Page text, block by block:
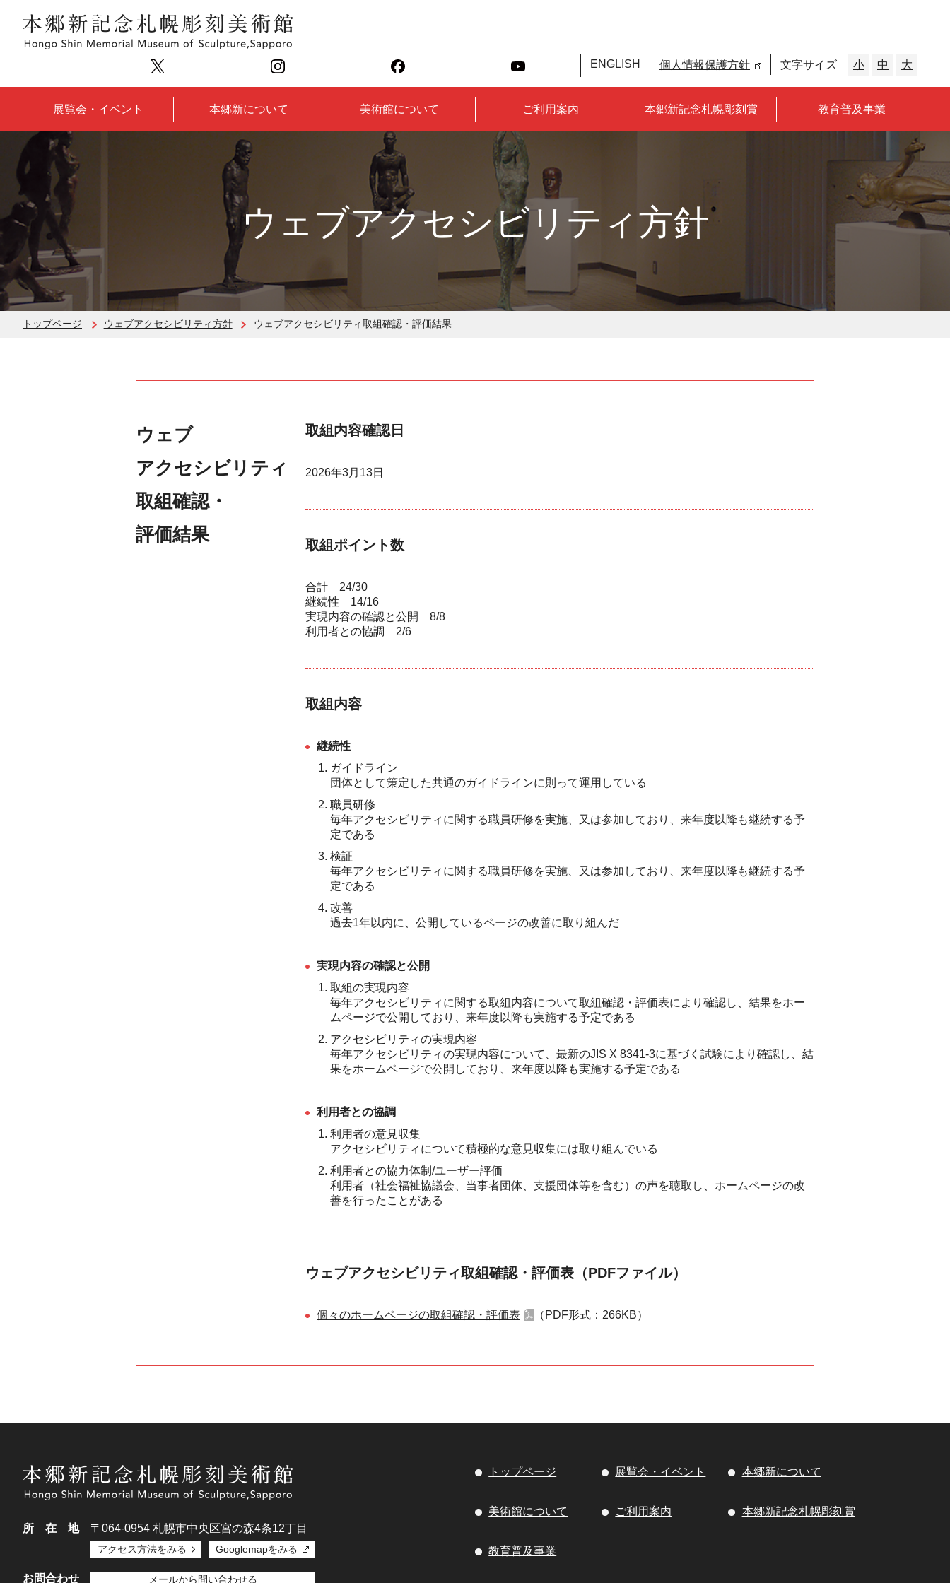
ENGLISH 個人情報保護方針 文字サイズ 小 中 大
展覧会・イベント 本郷新について 美術館について ご利用案内 本郷新記念札幌彫刻賞 教育普及事業
ウェブアクセシビリティ方針
トップページ ウェブアクセシビリティ方針 ウェブアクセシビリティ取組確認・評価結果
ウェブ
アクセシビリティ
取組確認・
評価結果
取組内容確認日
2026年3月13日
取組ポイント数
合計 24/30
継続性 14/16
実現内容の確認と公開 8/8
利用者との協調 2/6
取組内容
継続性
ガイドライン
団体として策定した共通のガイドラインに則って運用している
職員研修
毎年アクセシビリティに関する職員研修を実施、又は参加しており、来年度以降も継続する予
定である
検証
毎年アクセシビリティに関する職員研修を実施、又は参加しており、来年度以降も継続する予
定である
改善
過去1年以内に、公開しているページの改善に取り組んだ
実現内容の確認と公開
取組の実現内容
毎年アクセシビリティに関する取組内容について取組確認・評価表により確認し、結果をホー
ムページで公開しており、来年度以降も実施する予定である
アクセシビリティの実現内容
毎年アクセシビリティの実現内容について、最新のJIS X 8341-3に基づく試験により確認し、結
果をホームページで公開しており、来年度以降も実施する予定である
利用者との協調
利用者の意見収集
アクセシビリティについて積極的な意見収集には取り組んでいる
利用者との協力体制/ユーザー評価
利用者（社会福祉協議会、当事者団体、支援団体等を含む）の声を聴取し、ホームページの改
善を行ったことがある
ウェブアクセシビリティ取組確認・評価表（PDFファイル）
個々のホームページの取組確認・評価表 （PDF形式：266KB）
所在地 〒064-0954 札幌市中央区宮の森4条12丁目
アクセス方法をみる Googlemapをみる
お問合わせ メールから問い合わせる
トップページ 展覧会・イベント 本郷新について
美術館について ご利用案内 本郷新記念札幌彫刻賞
教育普及事業